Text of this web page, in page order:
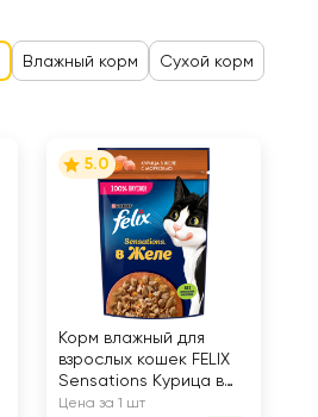
Влажный корм Сухой корм
5.0
Корм влажный для
взрослых кошек FELIX
Sensations Курица в
желе с морковью, 75г
Цена за 1 шт